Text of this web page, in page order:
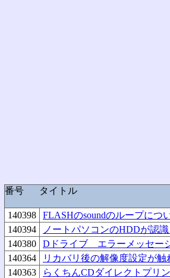
番号 タイトル
140398
FLASHのsoundのループにつ
140394
ノートパソコンのHDDが認識
140380
Dドライブ エラーメッセー
140364
リカバリ後の解像度設定が触
140363
らくちんCDダイレクトプリ